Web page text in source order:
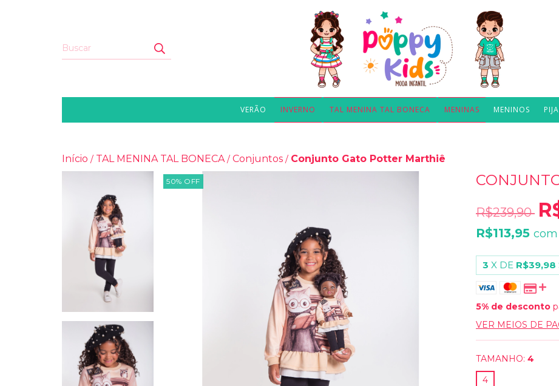
VERÃO INVERNO TAL MENINA TAL BONECA MENINAS MENINOS
Início / TAL MENINA TAL BONECA / Conjuntos / Conjunto Gato Potter Marthiê
50% OFF
R$239,90
R$113,95com
3 X DE R$39,98
5% de desconto
VER MEIOS DE
TAMANHO: 4
4